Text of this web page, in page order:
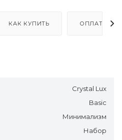
КАК КУПИТЬ ОПЛАТА
Crystal Lux
Basic
Минимализм
Набор